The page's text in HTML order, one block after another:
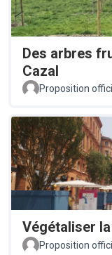
Des arbres
Cazal
Proposition
Végétaliser
Proposition